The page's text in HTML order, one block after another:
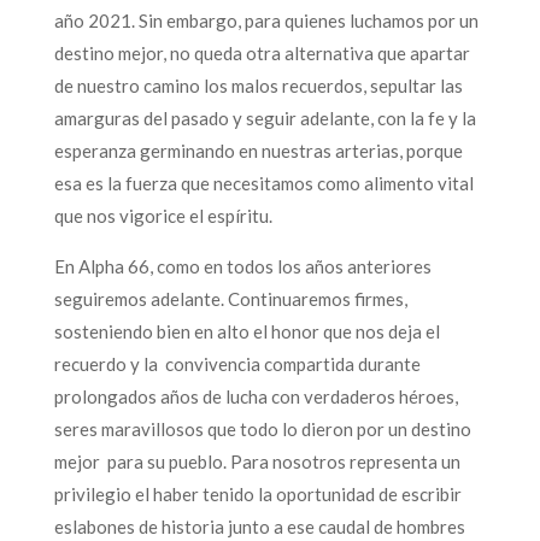
año 2021. Sin embargo, para quienes luchamos por un
destino mejor, no queda otra alternativa que apartar
de nuestro camino los malos recuerdos, sepultar las
amarguras del pasado y seguir adelante, con la fe y la
esperanza germinando en nuestras arterias, porque
esa es la fuerza que necesitamos como alimento vital
que nos vigorice el espíritu.
En Alpha 66, como en todos los años anteriores
seguiremos adelante. Continuaremos firmes,
sosteniendo bien en alto el honor que nos deja el
recuerdo y la convivencia compartida durante
prolongados años de lucha con verdaderos héroes,
seres maravillosos que todo lo dieron por un destino
mejor para su pueblo. Para nosotros representa un
privilegio el haber tenido la oportunidad de escribir
eslabones de historia junto a ese caudal de hombres